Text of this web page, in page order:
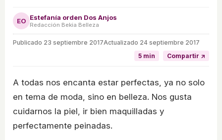
EO Estefanía orden Dos Anjos
Redacción Bekia Belleza
Publicado 23 septiembre 2017Actualizado 24 septiembre 2017
5 min
Compartir ↗
A todas nos encanta estar perfectas, ya no solo
en tema de moda, sino en belleza. Nos gusta
cuidarnos la piel, ir bien maquilladas y
perfectamente peinadas.